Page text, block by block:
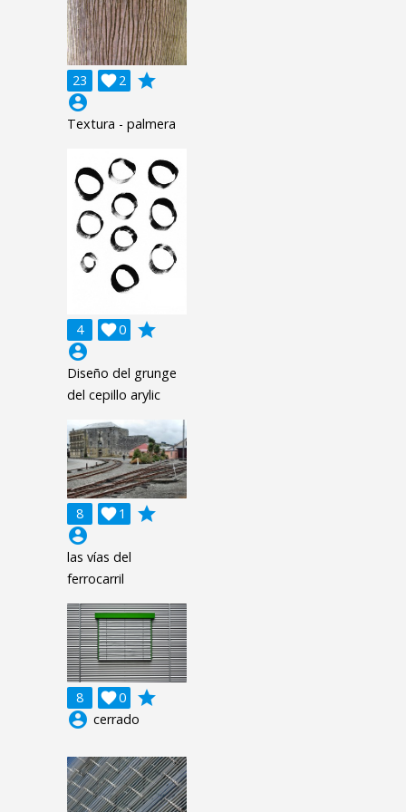
23 2

grade
account_circle
Textura - palmera
4 0

grade
account_circle
Diseño del grunge
del cepillo arylic
8 1

grade
account_circle
las vías del
ferrocarril
8 0

grade
account_circle cerrado